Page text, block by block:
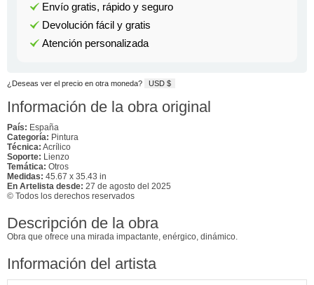
Envío gratis, rápido y seguro
Devolución fácil y gratis
Atención personalizada
¿Deseas ver el precio en otra moneda? USD $
Información de la obra original
País: España
Categoría: Pintura
Técnica: Acrílico
Soporte: Lienzo
Temática: Otros
Medidas: 45.67 x 35.43 in
En Artelista desde: 27 de agosto del 2025
© Todos los derechos reservados
Descripción de la obra
Obra que ofrece una mirada impactante, enérgico, dinámico.
Información del artista